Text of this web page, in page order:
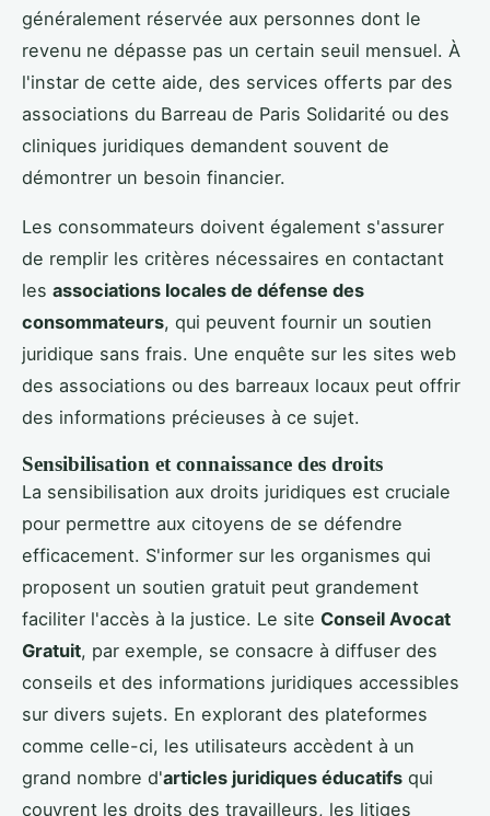
généralement réservée aux personnes dont le
revenu ne dépasse pas un certain seuil mensuel. À
l'instar de cette aide, des services offerts par des
associations du Barreau de Paris Solidarité ou des
cliniques juridiques demandent souvent de
démontrer un besoin financier.
Les consommateurs doivent également s'assurer
de remplir les critères nécessaires en contactant
les associations locales de défense des
consommateurs, qui peuvent fournir un soutien
juridique sans frais. Une enquête sur les sites web
des associations ou des barreaux locaux peut offrir
des informations précieuses à ce sujet.
Sensibilisation et connaissance des droits
La sensibilisation aux droits juridiques est cruciale
pour permettre aux citoyens de se défendre
efficacement. S'informer sur les organismes qui
proposent un soutien gratuit peut grandement
faciliter l'accès à la justice. Le site Conseil Avocat
Gratuit, par exemple, se consacre à diffuser des
conseils et des informations juridiques accessibles
sur divers sujets. En explorant des plateformes
comme celle-ci, les utilisateurs accèdent à un
grand nombre d'articles juridiques éducatifs qui
couvrent les droits des travailleurs, les litiges